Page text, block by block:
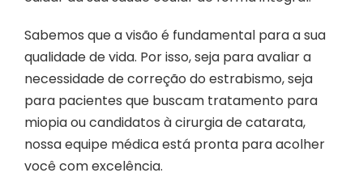
Sabemos que a visão é fundamental para a sua
qualidade de vida. Por isso, seja para avaliar a
necessidade de correção do estrabismo, seja
para pacientes que buscam tratamento para
miopia ou candidatos à cirurgia de catarata,
nossa equipe médica está pronta para acolher
você com excelência.